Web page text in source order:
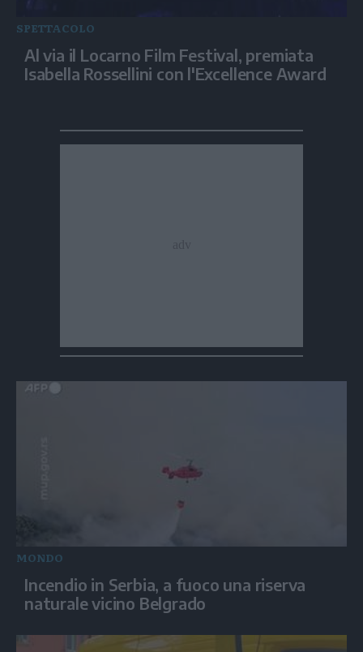
SPETTACOLO
Al via il Locarno Film Festival, premiata
Isabella Rossellini con l'Excellence Award
MONDO
Incendio in Serbia, a fuoco una riserva
naturale vicino Belgrado